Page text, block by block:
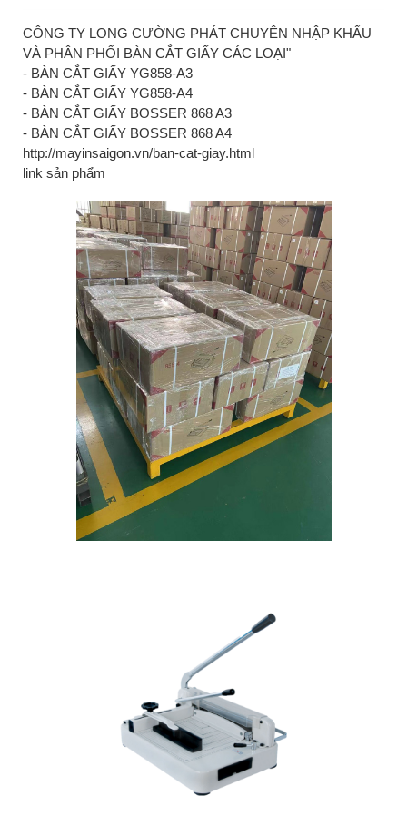
CÔNG TY LONG CƯỜNG PHÁT CHUYÊN NHẬP KHẨU
VÀ PHÂN PHỐI BÀN CẮT GIẤY CÁC LOẠI"
- BÀN CẮT GIẤY YG858-A3
- BÀN CẮT GIẤY YG858-A4
- BÀN CẮT GIẤY BOSSER 868 A3
- BÀN CẮT GIẤY BOSSER 868 A4
http://mayinsaigon.vn/ban-cat-giay.html
link sản phẩm